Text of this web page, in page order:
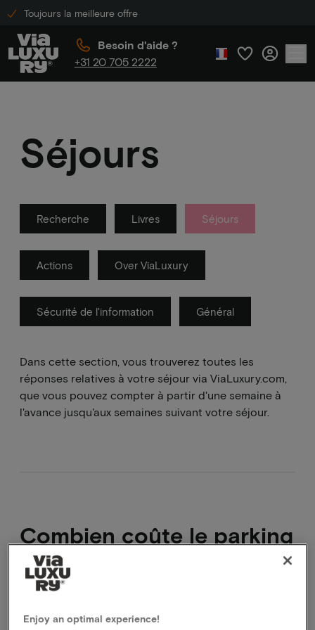
Toujours la meilleure offre
Besoin d'aide ?
+31 20 705 2222
Séjours
Recherche Livres Séjours
Actions Over ViaLuxury
Sécurité de l'information Général
Dans cette section, vous trouverez toutes les
réponses relatives à votre séjour via ViaLuxury.com,
que vous pouvez compter à partir d'une semaine à
l'avance jusqu'aux semaines suivant votre séjour.
Combien coûte le parking
de l'hôtel et puis-je le
réserver ?
Enjoy an optimal experience!